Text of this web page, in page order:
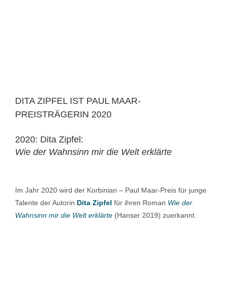
DITA ZIPFEL IST PAUL MAAR-
PREISTRÄGERIN 2020
2020: Dita Zipfel:
Wie der Wahnsinn mir die Welt erklärte
Im Jahr 2020 wird der Korbinian – Paul Maar-Preis für junge
Talente der Autorin Dita Zipfel für ihren Roman Wie der
Wahnsinn mir die Welt erklärte (Hanser 2019) zuerkannt.